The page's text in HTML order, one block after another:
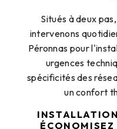
Situés à deux
intervenons
Péronnas pour
urgences
spécificités des
un confort
ÉCONOMISEZ